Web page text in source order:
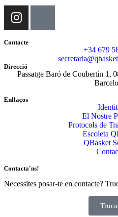
Contacte
+34 679
Direcció
Passatge Baró de Coubertin 1,
Enllaços
El Nostre
Protocols de
Escoleta
QBasket
Contacta'ns!
Necessites posar-te en contacte?